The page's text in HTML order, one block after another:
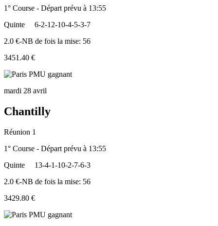
1° Course - Départ prévu à 13:55
Quinte
6-2-12-10-4-5-3-7
2.0 €-NB de fois la mise: 56
3451.40 €
mardi 28 avril
Chantilly
Réunion 1
1° Course - Départ prévu à 13:55
Quinte
13-4-1-10-2-7-6-3
2.0 €-NB de fois la mise: 56
3429.80 €